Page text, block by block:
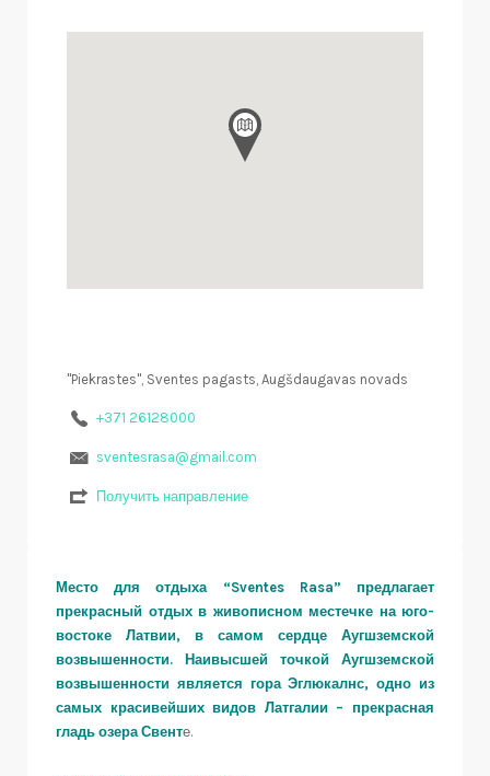
"Piekrastes", Sventes pagasts, Augšdaugavas novads
+371 26128000
sventesrasa@gmail.com
Получить направление
Место для отдыха “Sventes Rasa” предлагает
прекрасный отдых в живописном местечке на юго-
востоке Латвии, в самом сердце Аугшземской
возвышенности. Наивысшей точкой Аугшземской
возвышенности является гора Эглюкалнс, одно из
самых красивейших видов Латгалии – прекрасная
гладь озера Свенте.